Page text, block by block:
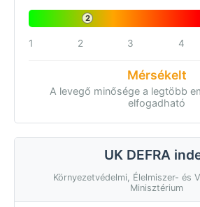
2
1 2 3 4
Mérsékelt
A levegő minősége a legtöbb
elfogadható
UK DEFRA
Környezetvédelmi, Élelmiszer- és
Minisztérium